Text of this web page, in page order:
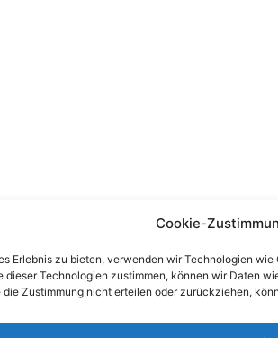
Cookie-
Erlebnis zu bieten, verwenden wir Technologien
dieser Technologien zustimmen, können wir Daten
die Zustimmung nicht erteilen oder zurückziehen,